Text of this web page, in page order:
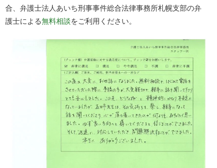
合、弁護士法人あいち刑事事件総合法律事務所札幌支部の弁
護士による無料相談をご利用ください。